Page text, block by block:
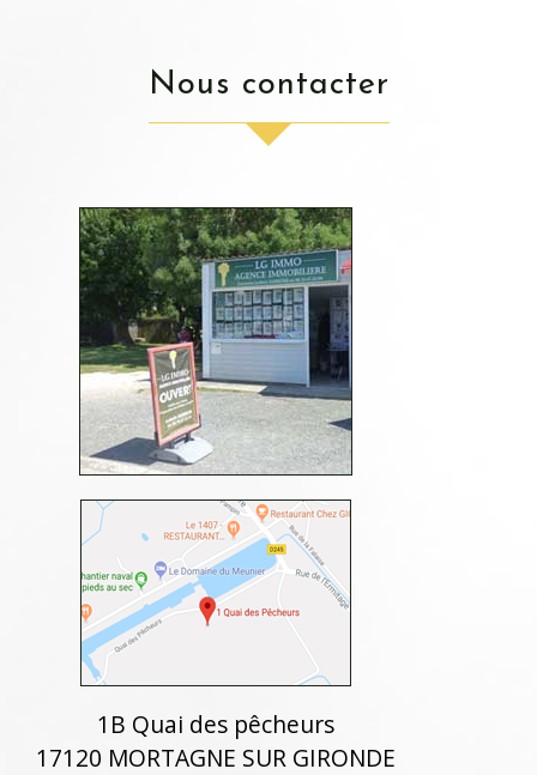
nous contacter
1B Quai des pêcheurs
17120 MORTAGNE SUR GIRONDE